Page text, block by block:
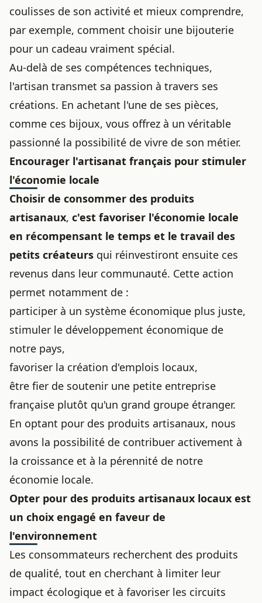
coulisses de son activité et mieux comprendre,
par exemple, comment choisir une bijouterie
pour un cadeau vraiment spécial.
Au-delà de ses compétences techniques,
l'artisan transmet sa passion à travers ses
créations. En achetant l'une de ses pièces,
comme ces bijoux, vous offrez à un véritable
passionné la possibilité de vivre de son métier.
Encourager l'artisanat français pour stimuler
l'économie locale
Choisir de consommer des produits
artisanaux, c'est favoriser l'économie locale
en récompensant le temps et le travail des
petits créateurs qui réinvestiront ensuite ces
revenus dans leur communauté. Cette action
permet notamment de :
participer à un système économique plus juste,
stimuler le développement économique de
notre pays,
favoriser la création d'emplois locaux,
être fier de soutenir une petite entreprise
française plutôt qu'un grand groupe étranger.
En optant pour des produits artisanaux, nous
avons la possibilité de contribuer activement à
la croissance et à la pérennité de notre
économie locale.
Opter pour des produits artisanaux locaux est
un choix engagé en faveur de
l'environnement
Les consommateurs recherchent des produits
de qualité, tout en cherchant à limiter leur
impact écologique et à favoriser les circuits